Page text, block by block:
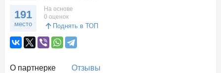
191
место
На основе
0 оценок
Поднять в ТОП
О партнерке Отзывы